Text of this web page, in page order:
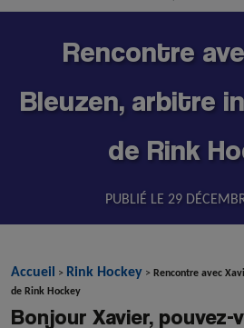
Rencontre
Bleuzen, arbitre
de Rink
PUBLIÉ LE 29
Accueil > Rink Hockey > Rencontre avec
de Rink Hockey
Bonjour Xavier, pouvez-